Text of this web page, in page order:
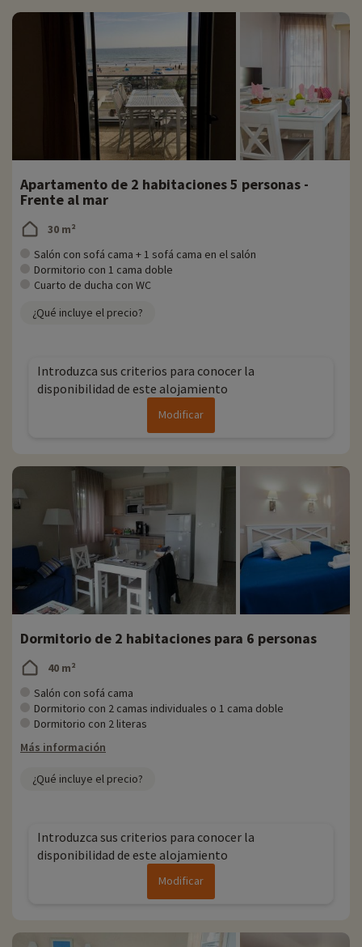
Apartamento de 2 habitaciones 5 personas -
Frente al mar
30 m²
Salón con sofá cama + 1 sofá cama en el salón
Dormitorio con 1 cama doble
Cuarto de ducha con WC
¿Qué incluye el precio?
Introduzca sus criterios para conocer la
disponibilidad de este alojamiento
Modificar
Dormitorio de 2 habitaciones para 6 personas
40 m²
Salón con sofá cama
Dormitorio con 2 camas individuales o 1 cama doble
Dormitorio con 2 literas
Más información
¿Qué incluye el precio?
Introduzca sus criterios para conocer la
disponibilidad de este alojamiento
Modificar